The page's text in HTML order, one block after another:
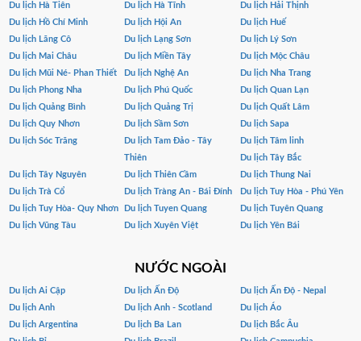
Du lịch Hà Tiên
Du lịch Hà Tĩnh
Du lịch Hải Thịnh
Du lịch Hồ Chí Minh
Du lịch Hội An
Du lịch Huế
Du lịch Lăng Cô
Du lịch Lạng Sơn
Du lịch Lý Sơn
Du lịch Mai Châu
Du lịch Miền Tây
Du lịch Mộc Châu
Du lịch Mũi Né- Phan Thiết
Du lịch Nghệ An
Du lịch Nha Trang
Du lịch Phong Nha
Du lịch Phú Quốc
Du lịch Quan Lạn
Du lịch Quảng Bình
Du lịch Quảng Trị
Du lịch Quất Lâm
Du lịch Quy Nhơn
Du lịch Sầm Sơn
Du lịch Sapa
Du lịch Sóc Trăng
Du lịch Tam Đảo - Tây
Thiên
Du lịch Tâm linh
Du lịch Tây Bắc
Du lịch Tây Nguyên
Du lịch Thiên Cầm
Du lịch Thung Nai
Du lịch Trà Cổ
Du lịch Tràng An - Bái Đính
Du lịch Tuy Hòa - Phú Yên
Du lịch Tuy Hòa- Quy Nhơn
Du lịch Tuyen Quang
Du lịch Tuyên Quang
Du lịch Vũng Tàu
Du lịch Xuyên Việt Du lịch Yên Bái
NƯỚC NGOÀI
Du lịch Ai Cập Du lịch Ấn Độ
Du lịch Ấn Độ - Nepal
Du lịch Anh
Du lịch Anh - Scotland
Du lịch Áo
Du lịch Argentina
Du lịch Ba Lan
Du lịch Bắc Âu